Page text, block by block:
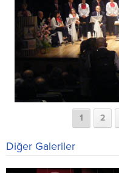
1 2
Diğer Galeriler